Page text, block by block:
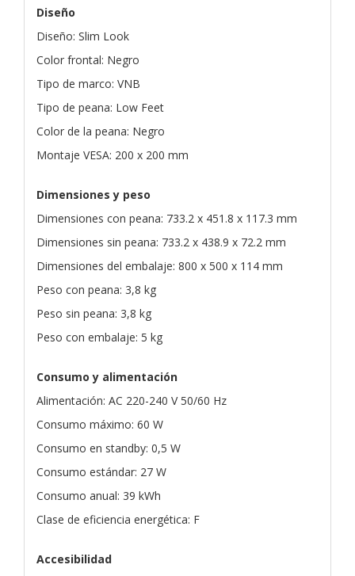
Diseño
Diseño: Slim Look
Color frontal: Negro
Tipo de marco: VNB
Tipo de peana: Low Feet
Color de la peana: Negro
Montaje VESA: 200 x 200 mm
Dimensiones y peso
Dimensiones con peana: 733.2 x 451.8 x 117.3 mm
Dimensiones sin peana: 733.2 x 438.9 x 72.2 mm
Dimensiones del embalaje: 800 x 500 x 114 mm
Peso con peana: 3,8 kg
Peso sin peana: 3,8 kg
Peso con embalaje: 5 kg
Consumo y alimentación
Alimentación: AC 220-240 V 50/60 Hz
Consumo máximo: 60 W
Consumo en standby: 0,5 W
Consumo estándar: 27 W
Consumo anual: 39 kWh
Clase de eficiencia energética: F
Accesibilidad